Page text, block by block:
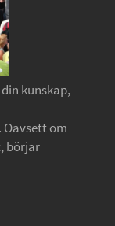
kunskap,
om
börjar